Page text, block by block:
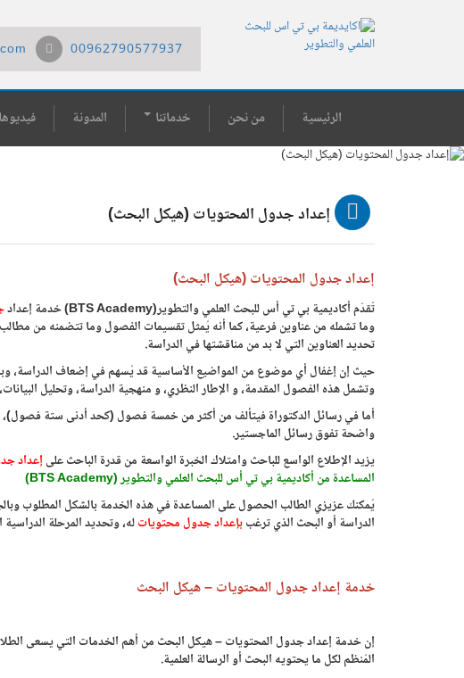
00962790577937
الرئيسية من نحن خدماتنا المدونة
إعداد جدول المحتويات (هيكل البحث)
إعداد جدول المحتويات (هيكل البحث)
تُقدّم أكاديمية بي تي أس للبحث العلمي والتطوير(BTS Academy) خدمة إعداد
وما تشمله من عناوين فرعية، كما أنه يُمثل تقسيمات الفصول وما تتضمنه من
تحديد العناوين التي لا بد من مناقشتها في الدراسة.
حيث إن إغفال أي موضوع من المواضيع الأساسية قد يُسهم في إضعاف الدراسة،
وتشمل هذه الفصول المقدمة، و الإطار النظري، و منهجية الدراسة، وتحليل
أما في رسائل الدكتوراة فيتألف من أكثر من خمسة فصول (كحد أدنى ستة فصول)،
واضحة تفوق رسائل الماجستير.
يزيد الإطلاع الواسع للباحث وامتلاك الخبرة الواسعة من قدرة الباحث على إعداد
المساعدة من أكاديمية بي تي أس للبحث العلمي والتطوير (BTS Academy
)
يُمكنك عزيزي الطالب الحصول على المساعدة في هذه الخدمة بالشكل المطلوب
الدراسة أو البحث الذي ترغببإعداد جدول محتوياتله، وتحديد المرحلة
خدمة إعداد جدول المحتويات – هيكل البحث
إن خدمة إعداد جدول المحتويات – هيكل البحث من أهم الخدمات التي يسعى
المُنظم لكل ما يحتويه البحث أو الرسالة العلمية.